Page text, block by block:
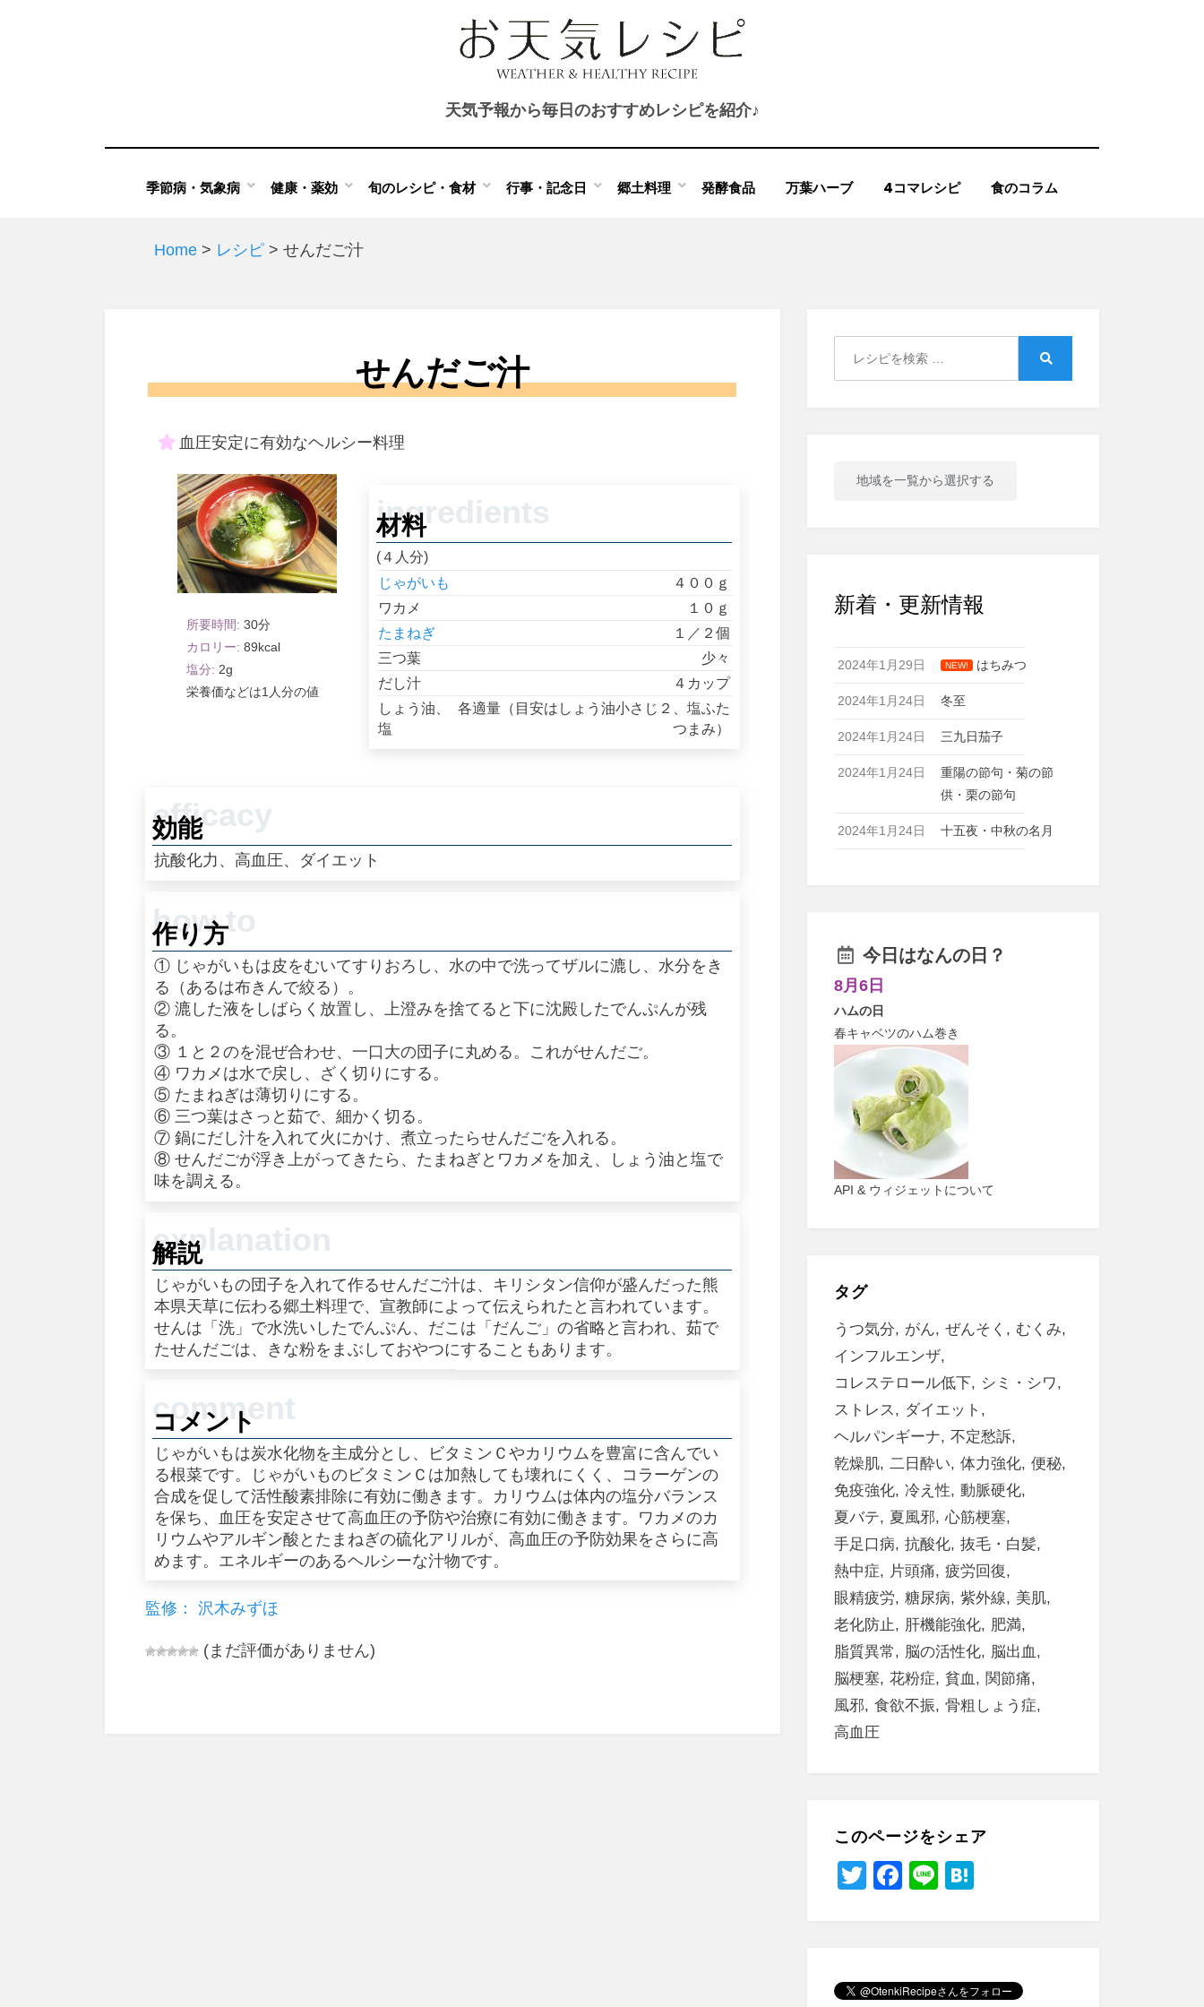
天気予報から毎日のおすすめレシピを紹介♪
季節病・気象病 健康・薬効 旬のレシピ・食材 行事・記念日 郷土料理 発酵食品 万葉ハーブ 4コマレシピ 食のコラム
Home > レシピ > せんだご汁
せんだご汁
血圧安定に有効なヘルシー料理
30
89
2
1人分
材料
(４人分)
じゃがいも
４００ｇ
ワカメ
１０ｇ
たまねぎ
１／２個
三つ葉
少々
だし汁
４カップ
しょう油、
塩
各適量（目安はしょう油小さじ２、塩ふた
つまみ）
効能
抗酸化力、高血圧、ダイエット
作り方
① じゃがいもは皮をむいてすりおろし、水の中で洗ってザルに漉し、水分をき
る（あるは布きんで絞る）。
② 漉した液をしばらく放置し、上澄みを捨てると下に沈殿したでんぷんが残
る。
③ １と２のを混ぜ合わせ、一口大の団子に丸める。これがせんだご。
④ ワカメは水で戻し、ざく切りにする。
⑤ たまねぎは薄切りにする。
⑥ 三つ葉はさっと茹で、細かく切る。
⑦ 鍋にだし汁を入れて火にかけ、煮立ったらせんだごを入れる。
⑧ せんだごが浮き上がってきたら、たまねぎとワカメを加え、しょう油と塩で
味を調える。
解説
じゃがいもの団子を入れて作るせんだご汁は、キリシタン信仰が盛んだった熊
本県天草に伝わる郷土料理で、宣教師によって伝えられたと言われています。
せんは「洗」で水洗いしたでんぷん、だこは「だんご」の省略と言われ、茹で
たせんだごは、きな粉をまぶしておやつにすることもあります。
コメント
じゃがいもは炭水化物を主成分とし、ビタミンＣやカリウムを豊富に含んでい
る根菜です。じゃがいものビタミンＣは加熱しても壊れにくく、コラーゲンの
合成を促して活性酸素排除に有効に働きます。カリウムは体内の塩分バランス
を保ち、血圧を安定させて高血圧の予防や治療に有効に働きます。ワカメのカ
リウムやアルギン酸とたまねぎの硫化アリルが、高血圧の予防効果をさらに高
めます。エネルギーのあるヘルシーな汁物です。
監修： 沢木みずほ
(まだ評価がありません)
地域を一覧から選択する
新着・更新情報
2024年1月29日 NEW! はちみつ
2024年1月24日 冬至
2024年1月24日 三九日茄子
2024年1月24日
重陽の節句・菊の節
供・栗の節句
2024年1月24日 十五夜・中秋の名月
今日はなんの日？
8月6日
ハムの日
春キャベツのハム巻き
API & ウィジェットについて
タグ
うつ気分 がん ぜんそく
むくみ
インフルエンザ
コレステロール低下
シミ・シワ
ストレス
ダイエット
ヘルパンギーナ
不定愁訴
乾燥肌 二日酔い 体力強化 便秘
免疫強化 冷え性
動脈硬化
夏バテ
夏風邪
心筋梗塞
手足口病
抗酸化 抜毛・白髪
熱中症
片頭痛
疲労回復
眼精疲労
糖尿病 紫外線
美肌
老化防止
肝機能強化
肥満
脂質異常
脳の活性化
脳出血
脳梗塞
花粉症 貧血
関節痛
風邪
食欲不振
骨粗しょう症
高血圧
このページをシェア
T
F
b
Li
a